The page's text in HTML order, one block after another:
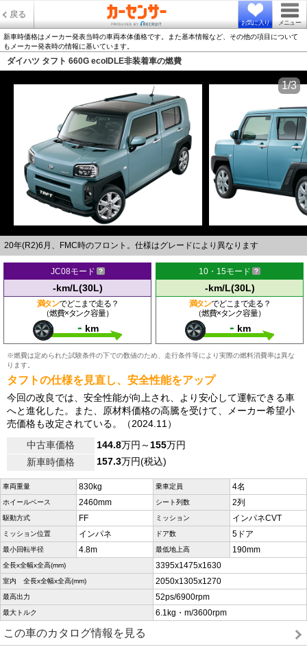
戻る
お気に入り メニュー
新車時価格はメーカー発表当時の車両本体価格です。また基本情報など、その他の項目について
もメーカー発表時の情報に基いています。
ダイハツ タフト 660G ecoIDLE非装着車の燃費
20年(R2)6月、FMC時のフロント。仕様はグレードにより異なります
1/3
JC08モード
-km/L(30L)
満タンでどこまで走る？
（燃費×タンク容量）
- km
10・15モード
-km/L(30L)
満タンでどこまで走る？
（燃費×タンク容量）
- km
※燃費は定められた試験条件の下での数値のため、走行条件等により実際の燃料消費率は異な
ります。
タフトの仕様を見直し、安全性能をアップ
今回の改良では、安全性能が向上され、より安心して運転できる車
へと進化した。また、原材料価格の高騰を受けて、メーカー希望小
売価格も改定されている。（2024.11）
中古車価格
144.8万円～155万円
新車時価格
157.3万円(税込)
車両重量 830kg 乗車定員 4名
ホイールベース 2460mm シート列数 2列
駆動方式 FF ミッション インパネCVT
ミッション位置 インパネ ドア数 5ドア
最小回転半径 4.8m 最低地上高 190mm
全長x全幅x全高(mm) 3395x1475x1630
室内 全長x全幅x全高(mm) 2050x1305x1270
最高出力 52ps/6900rpm
最大トルク 6.1kg・m/3600rpm
この車のカタログ情報を見る